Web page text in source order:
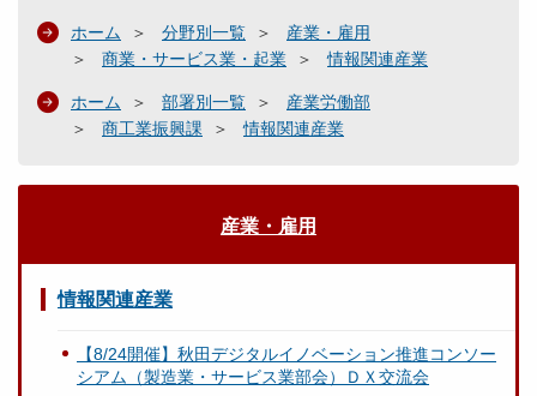
ホーム 分野別一覧
産業・雇用
商業・サービス業・起業
情報関連産業
ホーム 部署別一覧
産業労働部
商工業振興課
情報関連産業
産業・雇用
情報関連産業
【8/24開催】秋田デジタルイノベーション推進コンソー
シアム（製造業・サービス業部会）ＤＸ交流会